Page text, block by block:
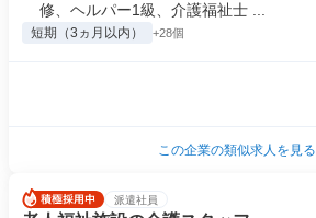
修、ヘルパー1級、介護福祉士 ...
短期（3ヵ月以内） +28個
この企業の類似求人を見る
派遣社員